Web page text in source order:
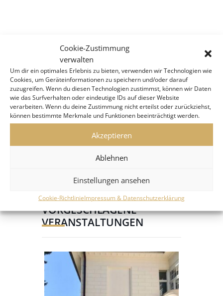
Cookie-Zustimmung
verwalten
Um dir ein optimales Erlebnis zu bieten, verwenden wir Technologien wie
Cookies, um Geräteinformationen zu speichern und/oder darauf
zuzugreifen. Wenn du diesen Technologien zustimmst, können wir Daten
wie das Surfverhalten oder eindeutige IDs auf dieser Website
verarbeiten. Wenn du deine Zustimmung nicht erteilst oder zurückziehst,
können bestimmte Merkmale und Funktionen beeinträchtigt werden.
Akzeptieren
Ablehnen
Einstellungen ansehen
Cookie-RichtlinieImpressum & Datenschutzerklärung
VORGESCHLAGENE
VERANSTALTUNGEN